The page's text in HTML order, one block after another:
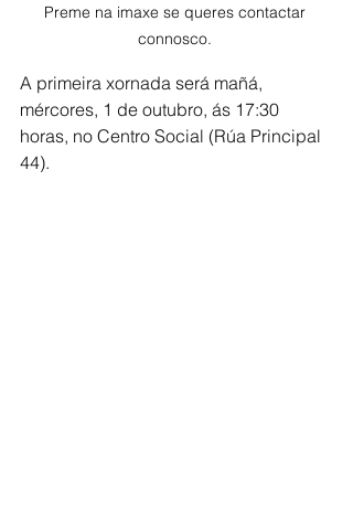
Preme na imaxe se queres contactar
connosco.
A primeira xornada será mañá,
mércores, 1 de outubro, ás 17:30
horas, no Centro Social (Rúa Principal
44).